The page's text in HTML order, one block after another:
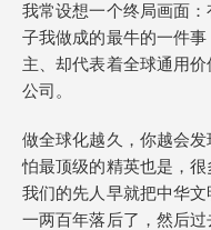
我常设想一个终局画面
子我做成的最牛的一件
主、却代表着全球通用
公司。
做全球化越久，你越会
怕最顶级的精英也是，
我们的先人早就把中华
一两百年落后了，然后